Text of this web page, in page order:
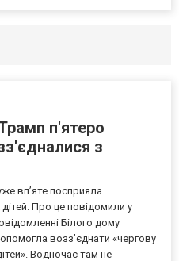
п'ятеро
з
впʼяте посприяла
Про це повідомили у
Білого дому
возз’єднати «чергову
Водночас там не